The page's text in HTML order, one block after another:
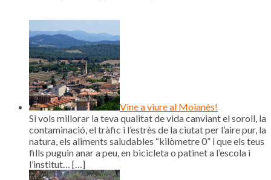
Vine a viure al Moianès!
Si vols millorar la teva qualitat de vida canviant el soroll, la
contaminació, el tràfic i l’estrès de la ciutat per l’aire pur, la
natura, els aliments saludables “kilòmetre 0” i que els teus
fills puguin anar a peu, en bicicleta o patinet a l’escola i
l’institut… […]